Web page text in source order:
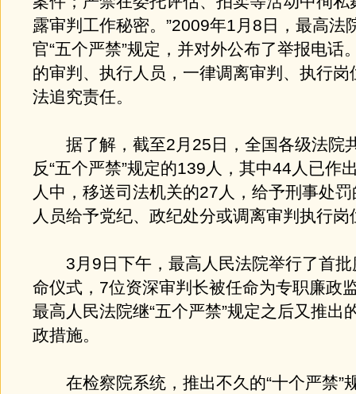
露审判工作秘密。”2009年1月8日，最高法
官“五个严禁”规定，并对外公布了举报电话
的审判、执行人员，一律调离审判、执行岗
法追究责任。
据了解，截至2月25日，全国各级法院
反“五个严禁”规定的139人，其中44人已作
人中，移送司法机关的27人，给予刑事处
人员给予党纪、政纪处分或调离审判执行岗
3月9日下午，最高人民法院举行了首批
命仪式，7位资深审判长被任命为专职廉政
最高人民法院继“五个严禁”规定之后又推出
政措施。
在检察院系统，推出不久的“十个严禁”